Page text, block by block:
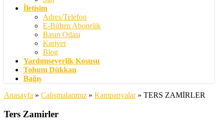
İletişim
Adres/Telefon
E-Bülten Abonelik
Basın Odası
Kariyer
Blog
Yardımseverlik Koşusu
Tohum Dükkan
Bağış
Anasayfa » Çalışmalarımız » Kampanyalar» TERS ZAMİRLER
Ters Zamirler